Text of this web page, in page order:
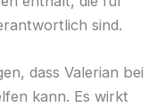
sind.
dass Valerian bei
kann. Es wirkt